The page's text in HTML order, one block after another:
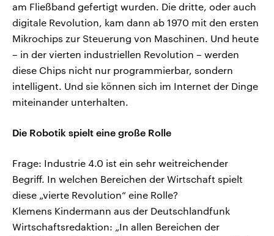
am Fließband gefertigt wurden. Die dritte, oder auch
digitale Revolution, kam dann ab 1970 mit den ersten
Mikrochips zur Steuerung von Maschinen. Und heute
– in der vierten industriellen Revolution – werden
diese Chips nicht nur programmierbar, sondern
intelligent. Und sie können sich im Internet der Dinge
miteinander unterhalten.
Die Robotik spielt eine große Rolle
Frage: Industrie 4.0 ist ein sehr weitreichender
Begriff. In welchen Bereichen der Wirtschaft spielt
diese „vierte Revolution“ eine Rolle?
Klemens Kindermann aus der Deutschlandfunk
Wirtschaftsredaktion: „In allen Bereichen der